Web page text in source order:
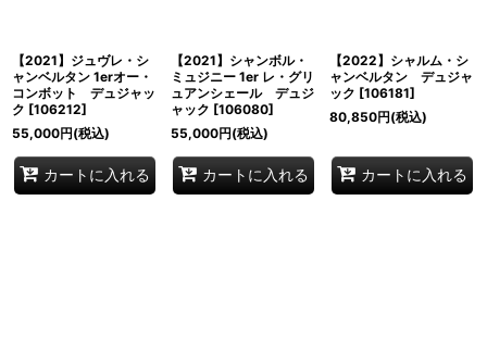
【2021】ジュヴレ・シ
ャンベルタン 1erオー・
コンボット デュジャッ
ク [106212]
55,000円(税込)
カートに入れる
【2021】シャンボル・
ミュジニー 1er レ・グリ
ュアンシェール デュジ
ャック [106080]
55,000円(税込)
カートに入れる
【2022】シャルム・シ
ャンベルタン デュジャ
ック [106181]
80,850円(税込)
カートに入れる